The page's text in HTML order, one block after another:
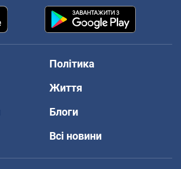
Політика
Життя
Блоги
Всі новини